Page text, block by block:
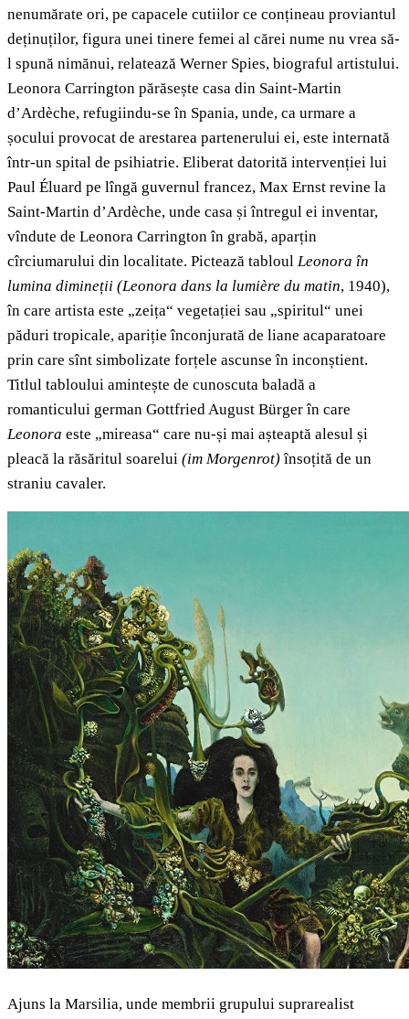
nenumărate ori, pe capacele cutiilor ce conțineau proviantul
deținuților, figura unei tinere femei al cărei nume nu vrea să-
l spună nimănui, relatează Werner Spies, biograful artistului.
Leonora Carrington părăsește casa din Saint-Martin
d’Ardèche, refugiindu-se în Spania, unde, ca urmare a
șocului provocat de arestarea partenerului ei, este internată
într-un spital de psihiatrie. Eliberat datorită intervenției lui
Paul Éluard pe lîngă guvernul francez, Max Ernst revine la
Saint-Martin d’Ardèche, unde casa și întregul ei inventar,
vîndute de Leonora Carrington în grabă, aparțin
cîrciumarului din localitate. Pictează tabloul Leonora în
lumina dimineții (Leonora dans la lumière du matin, 1940),
în care artista este „zeița“ vegetației sau „spiritul“ unei
păduri tropicale, apariție înconjurată de liane acaparatoare
prin care sînt simbolizate forțele ascunse în inconștient.
Titlul tabloului amintește de cunoscuta baladă a
romanticului german Gottfried August Bürger în care
Leonora este „mireasa“ care nu-și mai așteaptă alesul și
pleacă la răsăritul soarelui (im Morgenrot)însoțită de un
straniu cavaler.
Ajuns la Marsilia, unde membrii grupului suprarealist